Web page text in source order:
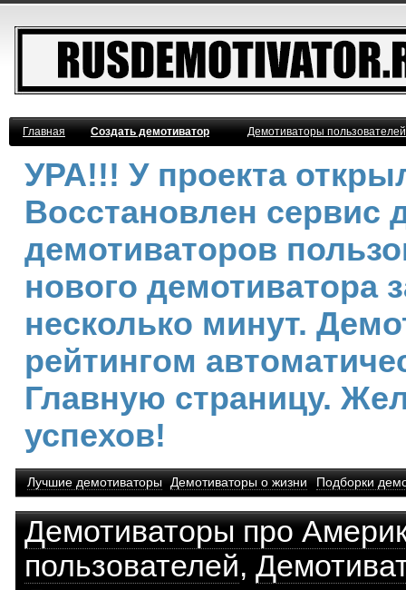
Главная Создать демотиватор Демотиваторы
УРА!!! У проекта
Восстановлен сервис
демотиваторов
нового демотиватора
несколько минут.
рейтингом
Главную страницу.
успехов!
Лучшие демотиваторы Демотиваторы о жизни Подборки
Демотиваторы про
пользователей,